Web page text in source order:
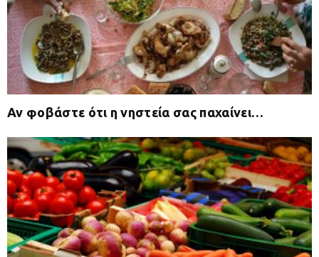
Αν φοβάστε ότι η νηστεία σας παχαίνει…